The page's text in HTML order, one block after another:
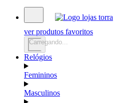
ver produtos favoritos
Carregando...
Relógios
Femininos
Masculinos